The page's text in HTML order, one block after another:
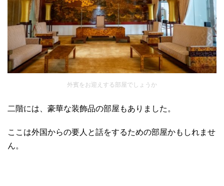
外賓をお迎えする部屋でしょうか
二階には、豪華な装飾品の部屋もありました。
ここは外国からの要人と話をするための部屋かもしれませ
ん。